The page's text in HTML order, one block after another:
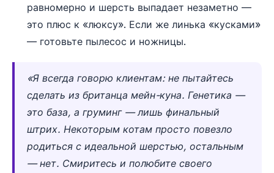
равномерно и шерсть выпадает незаметно —
это плюс к «люксу». Если же линька «кусками»
— готовьте пылесос и ножницы.
«Я всегда говорю клиентам: не пытайтесь
сделать из британца мейн-куна. Генетика —
это база, а груминг — лишь финальный
штрих. Некоторым котам просто повезло
родиться с идеальной шерстью, остальным
— нет. Смиритесь и полюбите своего